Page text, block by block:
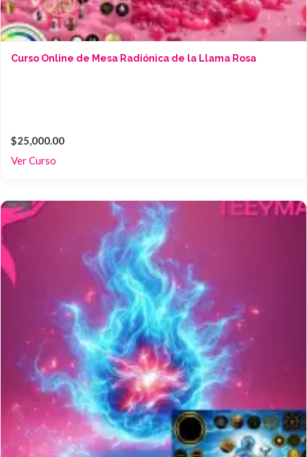
Curso Online de Mesa Radiónica de la Llama Rosa
$25,000.00
Ver Curso